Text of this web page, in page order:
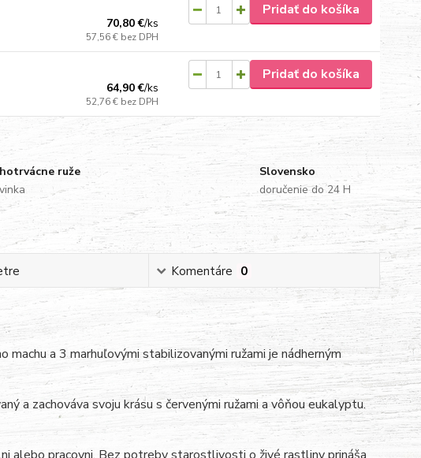
70,80 €/ks
57,56 € bez DPH
Pridať do košíka
64,90 €/ks
52,76 € bez DPH
Pridať do košíka
ruže
Slovensko
doručenie do 24 H
Komentáre 0
a 3 marhuľovými stabilizovanými ružami je nádherným
a zachováva svoju krásu s červenými ružami a vôňou eukalyptu.